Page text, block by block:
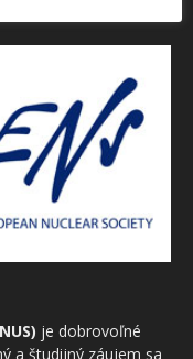
je dobrovoľné
a študijný záujem sa